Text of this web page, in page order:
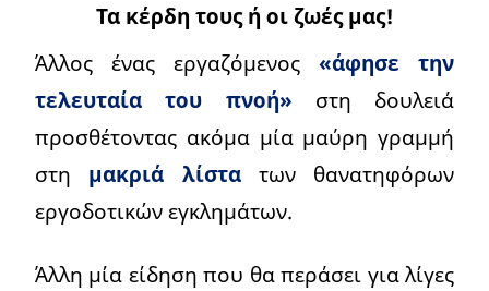
Τα κέρδη τους ή οι ζωές μας!
Άλλος ένας εργαζόμενος «άφησε την
τελευταία του πνοή» στη δουλειά
προσθέτοντας ακόμα μία μαύρη γραμμή
στη μακριά λίστατων θανατηφόρων
εργοδοτικών εγκλημάτων.
Άλλη μία είδηση που θα περάσει για λίγες